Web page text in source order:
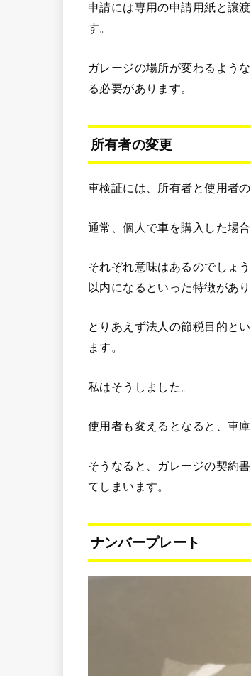
申請には専用の申請用紙と譲
す。
ガレージの場所が変わるよう
る必要があります。
所有者の変更
車検証には、所有者と使用者の
通常、個人で車を購入した場
それぞれ意味はあるのでしょ
以内になるといった特徴があり
とりあえず法人の節税目的と
ます。
私はそうしました。
使用者も変えるとなると、車
そうなると、ガレージの契約
てしまいます。
ナンバープレート